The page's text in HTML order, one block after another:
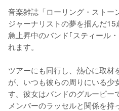
音楽雑誌「ローリング・ストー
ジャーナリストの夢を掴んだ
急上昇中のバンド｢スティール
れます。
ツアーにも同行し、熱心に取材
が、いつも彼らの周りにいる少
す。彼女はバンドのグルーピー
メンバーのラッセルと関係を持